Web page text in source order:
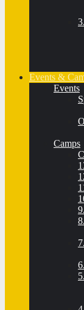
Events &
Events
Camps